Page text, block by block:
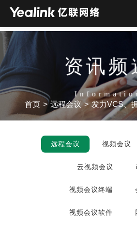
资讯频
首页 > 远程会议 >
远程会议 视频会议
云视频会议
视频会议终端
视频会议软件